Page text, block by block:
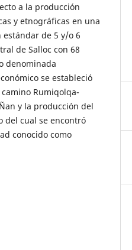
a la producción
y etnográficas en una
de 5 y/o 6
de Salloc con 68
denominada
se estableció
Rumiqolqa-
y la producción del
del cual se encontró
conocido como